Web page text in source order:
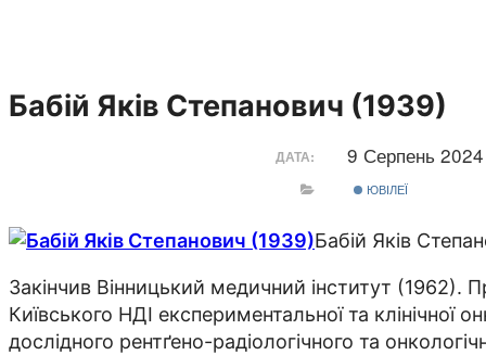
Бабій Яків Степанович (1939)
ДАТА: 9 Серпень
ЮВІЛЕЇ
Бабій Яків
Закінчив Вінницький медичний інститут (1962).
Київського НДІ експериментальної та клінічної
дослідного рентґено-радіологічного та